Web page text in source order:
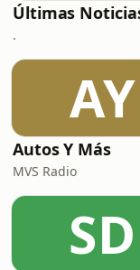
.
AY
Autos Y Más
MVS Radio
SD